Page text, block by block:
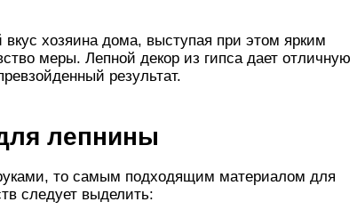
вкус хозяина дома, выступая при этом ярким
меры. Лепной декор из гипса дает отличную
результат.
лепнины
то самым подходящим материалом для
следует выделить: